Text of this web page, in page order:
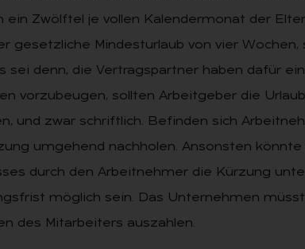
ein Zwölftel je vollen Kalendermonat der
gesetzliche Mindesturlaub von vier Wochen,
sei denn, die Vertragspartner haben dafür
vorzubeugen, sollten Arbeitgeber die
und zwar schriftlich. Befinden sich
umgehend nachholen. Ansonsten
durch den Arbeitnehmer die Kürzung
möglich sein. Das Unternehmen
des Mitarbeiters auszahlen.